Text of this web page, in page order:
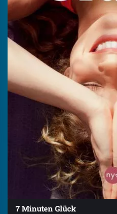
7 Minuten Glück